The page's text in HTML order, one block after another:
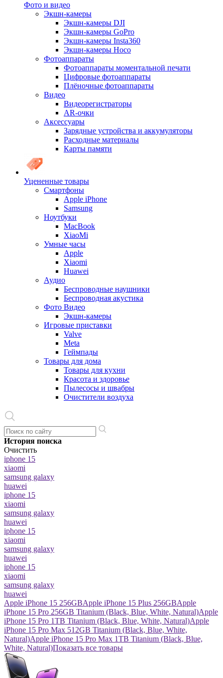
Фото и видео
Экшн-камеры
Экшн-камеры DJI
Экшн-камеры GoPro
Экшн-камеры Insta360
Экшн-камеры Hoco
Фотоаппараты
Фотоаппараты моментальной печати
Цифровые фотоаппараты
Плёночные фотоаппараты
Видео
Видеорегистраторы
AR-очки
Аксессуары
Зарядные устройства и аккумуляторы
Расходные материалы
Карты памяти
Уцененные товары
Cмартфоны
Apple iPhone
Samsung
Ноутбуки
MacBook
XiaoMi
Умные часы
Apple
Xiaomi
Huawei
Аудио
Беспроводные наушники
Беспроводная акустика
Фото Видео
Экшн-камеры
Игровые приставки
Valve
Meta
Геймпады
Товары для дома
Товары для кухни
Красота и здоровье
Пылесосы и швабры
Очистители воздуха
История поиска
Очистить
iphone 15
xiaomi
samsung galaxy
huawei
iphone 15
xiaomi
samsung galaxy
huawei
iphone 15
xiaomi
samsung galaxy
huawei
iphone 15
xiaomi
samsung galaxy
huawei
Apple iPhone 15 256GBApple iPhone 15 Plus 256GBApple
iPhone 15 Pro 256GB Titanium (Black, Blue, White, Natural)Apple
iPhone 15 Pro 1TB Titanium (Black, Blue, White, Natural)Apple
iPhone 15 Pro Max 512GB Titanium (Black, Blue, White,
Natural)Apple iPhone 15 Pro Max 1TB Titanium (Black, Blue,
White, Natural)Показать все товары